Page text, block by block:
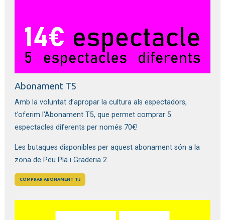
Abonament T5
Amb la voluntat d’apropar la cultura als espectadors,
t’oferim l'Abonament T5, que permet comprar 5
espectacles diferents per només 70€!
Les butaques disponibles per aquest abonament són a la
zona de Peu Pla i Graderia 2.
COMPRAR ABONAMENT T5